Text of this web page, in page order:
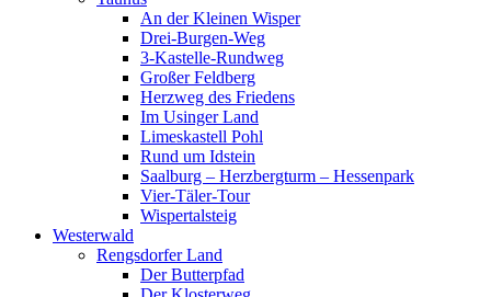
An der Kleinen Wisper
Drei-Burgen-Weg
3-Kastelle-Rundweg
Großer Feldberg
Herzweg des Friedens
Im Usinger Land
Limeskastell Pohl
Rund um Idstein
Saalburg – Herzbergturm – Hessenpark
Vier-Täler-Tour
Wispertalsteig
Westerwald
Rengsdorfer Land
Der Butterpfad